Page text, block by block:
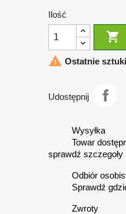
Ilość

 Ostatnie
Udostępnij
Wysyłka
Towar
sprawdź szczegoły
Odbiór
Sprawdź
Zwroty